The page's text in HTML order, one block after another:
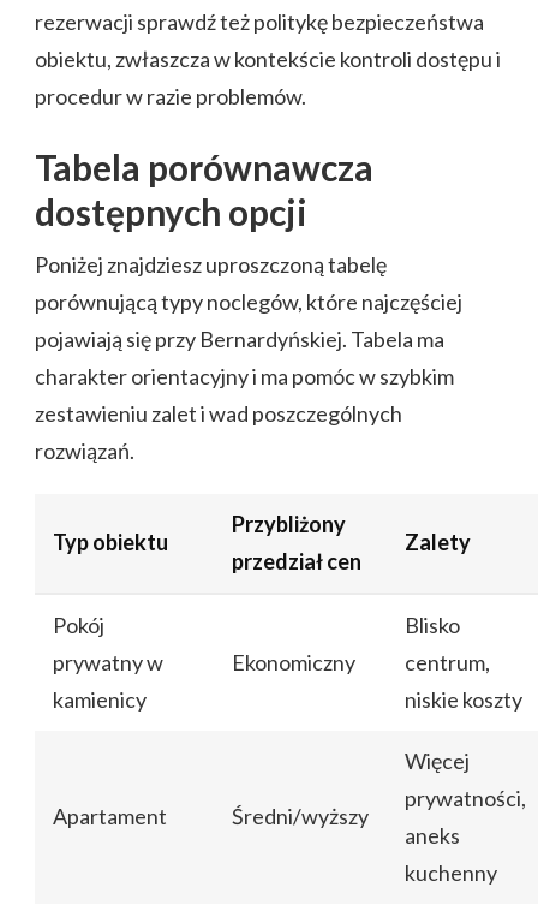
rezerwacji sprawdź też politykę bezpieczeństwa
obiektu, zwłaszcza w kontekście kontroli dostępu i
procedur w razie problemów.
Tabela porównawcza
dostępnych opcji
Poniżej znajdziesz uproszczoną tabelę
porównującą typy noclegów, które najczęściej
pojawiają się przy Bernardyńskiej. Tabela ma
charakter orientacyjny i ma pomóc w szybkim
zestawieniu zalet i wad poszczególnych
rozwiązań.
Typ obiektu
Przybliżony
przedział cen
Zalety
Pokój
prywatny w
kamienicy
Ekonomiczny
Blisko
centrum,
niskie koszty
Apartament Średni/wyższy
Więcej
prywatności,
aneks
kuchenny